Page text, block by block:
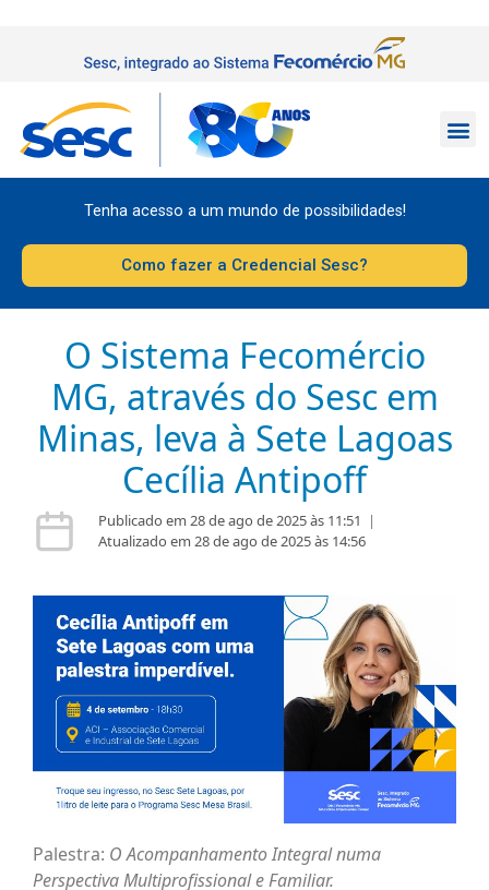
Tenha acesso a um mundo de possibilidades!
Como fazer a Credencial Sesc?
O Sistema Fecomércio
MG, através do Sesc em
Minas, leva à Sete Lagoas
Cecília Antipoff
Publicado em 28 de ago de 2025 às 11:51
|
Atualizado em 28 de ago de 2025 às 14:56
Palestra: O Acompanhamento Integral numa
Perspectiva Multiprofissional e Familiar.